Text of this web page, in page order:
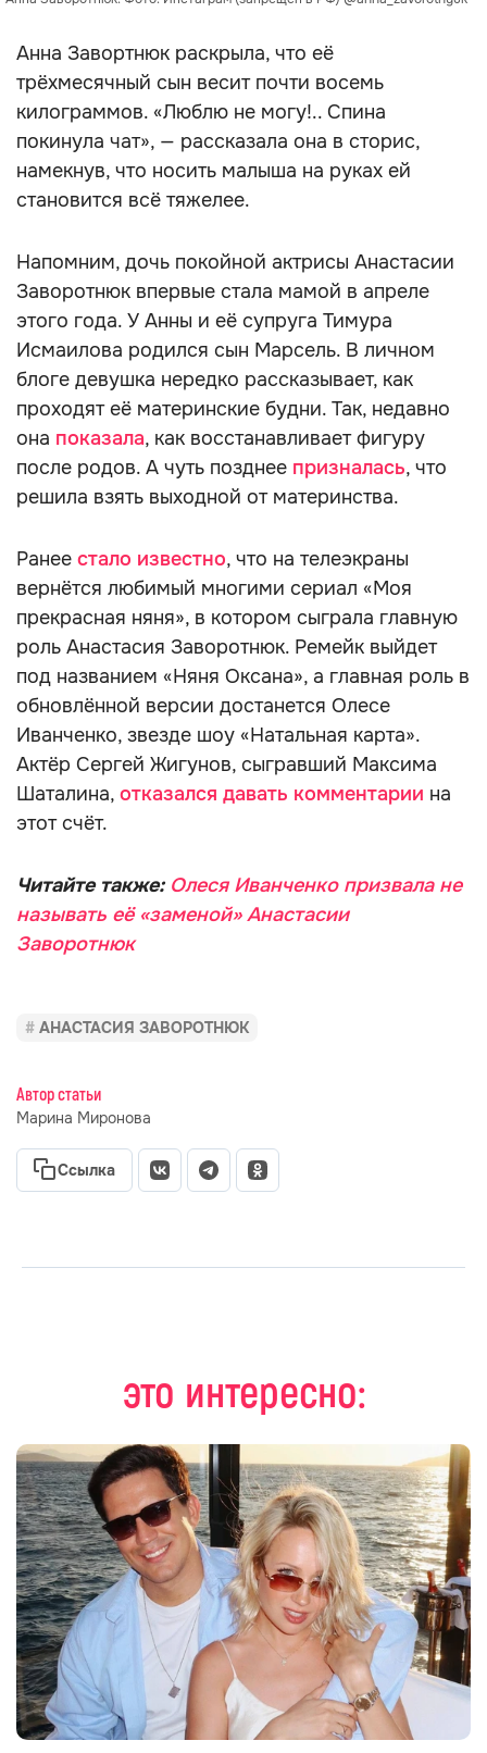
Анна Завортнюк раскрыла, что её
трёхмесячный сын весит почти восемь
килограммов. «Люблю не могу!.. Спина
покинула чат», — рассказала она в сторис,
намекнув, что носить малыша на руках ей
становится всё тяжелее.
Напомним, дочь покойной актрисы Анастасии
Заворотнюк впервые стала мамой в апреле
этого года. У Анны и её супруга Тимура
Исмаилова родился сын Марсель. В личном
блоге девушка нередко рассказывает, как
проходят её материнские будни. Так, недавно
она показала, как восстанавливает фигуру
после родов. А чуть позднее призналась, что
решила взять выходной от материнства.
Ранее стало известно, что на телеэкраны
вернётся любимый многими сериал «Моя
прекрасная няня», в котором сыграла главную
роль Анастасия Заворотнюк. Ремейк выйдет
под названием «Няня Оксана», а главная роль в
обновлённой версии достанется Олесе
Иванченко, звезде шоу «Натальная карта».
Актёр Сергей Жигунов, сыгравший Максима
Шаталина, отказался давать комментарии на
этот счёт.
Читайте также: Олеся Иванченко призвала не
называть её «заменой» Анастасии
Заворотнюк
АНАСТАСИЯ ЗАВОРОТНЮК
Автор статьи
Марина Миронова
Ссылка
это интересно: